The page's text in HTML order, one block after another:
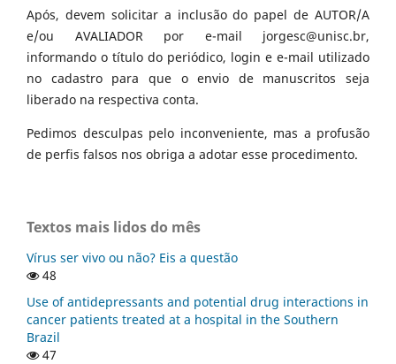
Após, devem solicitar a inclusão do papel de AUTOR/A
e/ou AVALIADOR por e-mail jorgesc@unisc.br,
informando o título do periódico, login e e-mail utilizado
no cadastro para que o envio de manuscritos seja
liberado na respectiva conta.
Pedimos desculpas pelo inconveniente, mas a profusão
de perfis falsos nos obriga a adotar esse procedimento.
Textos mais lidos do mês
Vírus ser vivo ou não? Eis a questão
48
Use of antidepressants and potential drug interactions in
cancer patients treated at a hospital in the Southern
Brazil
47